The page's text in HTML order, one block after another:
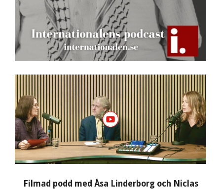
Filmad podd med Åsa Linderborg och Niclas